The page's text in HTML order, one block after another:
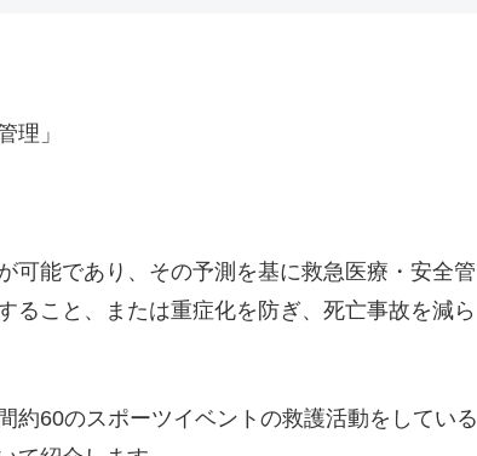
理」
可能であり、その予測を基に救急医療・安全管
ること、または重症化を防ぎ、死亡事故を減ら
約60のスポーツイベントの救護活動をしている